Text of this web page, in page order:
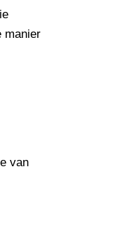
manier
van